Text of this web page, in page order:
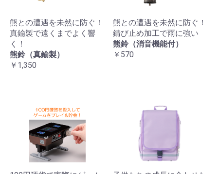
熊との遭遇を未然に防ぐ！
真鍮製で遠くまでよく響
く！
熊鈴（真鍮製）
￥1,350
熊との遭遇を未然に防ぐ！
錆び止め加工で雨に強い
熊鈴（消音機能付）
￥570